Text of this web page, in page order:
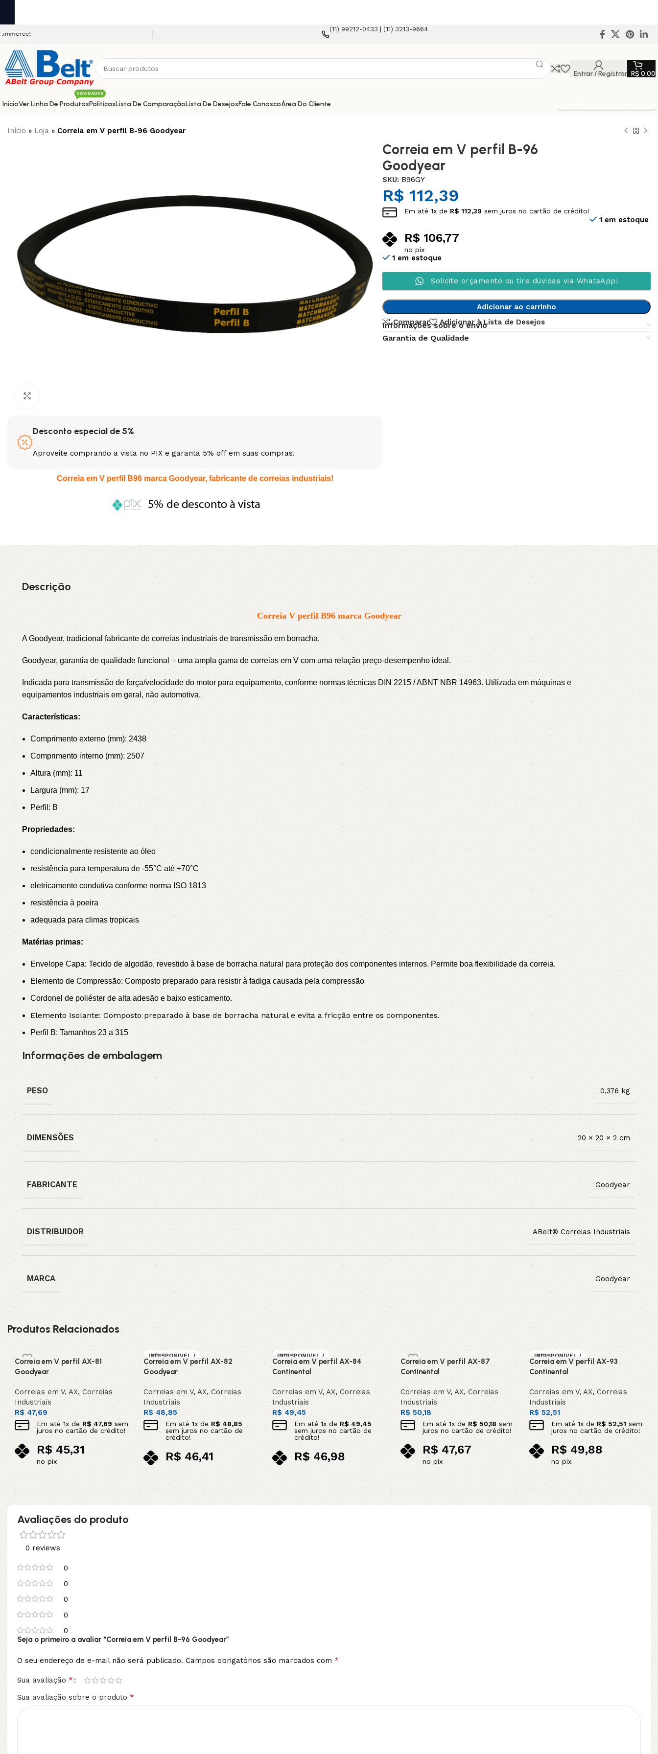
(11) 99212-0433 | (11) 3213-9664
Entrar / Registrar R$ 0,00
InicioVer Linha De Produtos
NOVIDADES
3L 3VX 5V
AX B BX
D
XPA XPB XPZ ZX
PolíticasLista De ComparaçãoLista De DesejosFale ConoscoÁrea Do Cliente
Início » Loja » Correia em V perfil B-96 Goodyear
Desconto especial de 5%
Aproveite comprando a vista no PIX e garanta 5% off em suas compras!
Correia em V perfil B96 marca Goodyear, fabricante de correias industriais!
Correia em V perfil B-96
Goodyear
SKU: B96GY
R$ 112,39
Em até1x de R$ 112,39 sem juros no cartão de crédito!
R$ 106,77
no pix
1 em estoque
1 em estoque
Solicite orçamento ou tire dúvidas via WhatsApp!
Adicionar ao carrinho
Comparar
Adicionar à Lista de Desejos
Informações sobre o envio
Garantia de Qualidade
Descrição
Correia V perfil B96 marca Goodyear
A Goodyear, tradicional fabricante de correias industriais de transmissão em borracha.
Goodyear, garantia de qualidade funcional – uma ampla gama de correias em V com uma relação preço-desempenho ideal.
Indicada para transmissão de força/velocidade do motor para equipamento, conforme normas técnicas DIN 2215 / ABNT NBR 14963. Utilizada em máquinas e
equipamentos industriais em geral, não automotiva.
Características:
Comprimento externo (mm): 2438
Comprimento interno (mm): 2507
Altura (mm): 11
Largura (mm): 17
Perfil: B
Propriedades:
condicionalmente resistente ao óleo
resistência para temperatura de -55°C até +70°C
eletricamente condutiva conforme norma ISO 1813
resistência à poeira
adequada para climas tropicais
Matérias primas:
Envelope Capa: Tecido de algodão, revestido à base de borracha natural para proteção dos componentes internos. Permite boa flexibilidade da correia.
Elemento de Compressão: Composto preparado para resistir à fadiga causada pela compressão
Cordonel de poliéster de alta adesão e baixo esticamento.
Elemento Isolante: Composto preparado à base de borracha natural e evita a fricção entre os componentes.
Perfil B: Tamanhos 23 a 315
Informações de embalagem
PESO 0,376 kg
DIMENSÕES 20 × 20 × 2 cm
FABRICANTE Goodyear
DISTRIBUIDOR ABelt® Correias Industriais
MARCA Goodyear
Produtos Relacionados
Correia em V perfil AX-81
Goodyear
Correias em V,AX, Correias
Industriais
R$47,69
Em até1x deR$47,69sem
juros no cartão de crédito!
R$ 45,31
no pix
Adicionar ao carrinho
INDISPONIVEL /
SOB ENCOMEN
DA
Correia em V perfil AX-82
Goodyear
Correias em V, AX, Correias
Industriais
R$48,85
Em até1x de R$48,85
sem juros no cartão de
crédito!
R$46,41
no pix
Leia mais
INDISPONIVEL /
SOB ENCOMEN
DA
Correia em V perfil AX-84
Continental
Correias em V, AX, Correias
Industriais
R$49,45
Em até1x de R$49,45
sem juros no cartão de
crédito!
R$46,98
no pix
Leia mais
Correia em V perfil AX-87
Continental
Correias em V,AX,Correias
Industriais
R$ 50,18
Em até1x de R$ 50,18 sem
juros no cartão de crédito!
R$47,67
no pix
Adicionar ao carrinho
INDISPONIVEL /
SOB ENCOMEN
DA
Correia em V perfil AX-93
Continental
Correias em V,AX,Correias
Industriais
R$ 52,51
Em até1x deR$52,51 sem
juros no cartão de crédito!
R$49,88
no pix
Leia mais
Avaliações do produto
0 reviews
0
0
0
0
0
Seja o primeiro a avaliar “Correia em V perfil B-96 Goodyear”
O seu endereço de e-mail não será publicado. Campos obrigatórios são marcados com *
Sua avaliação *
Sua avaliação sobre o produto *